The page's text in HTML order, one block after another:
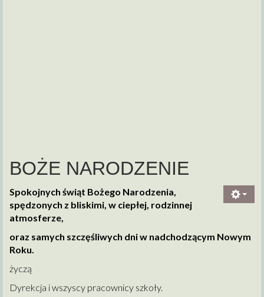
BOŻE NARODZENIE
Spokojnych świąt Bożego Narodzenia,
spędzonych z bliskimi, w ciepłej, rodzinnej
atmosferze,
oraz samych szczęśliwych dni w nadchodzącym Nowym
Roku.
życzą
Dyrekcja i wszyscy pracownicy szkoły.